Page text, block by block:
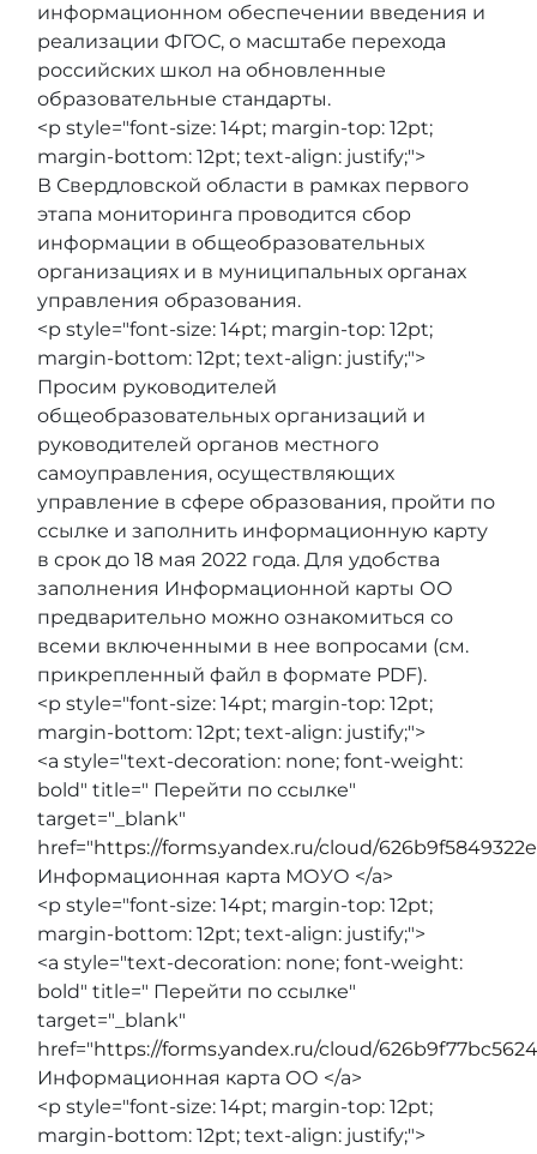
информационном обеспечении введения и
реализации ФГОС, о масштабе перехода
российских школ на обновленные
образовательные стандарты.
<p style="font-size: 14pt; margin-top: 12pt;
margin-bottom: 12pt; text-align: justify;">
В Свердловской области в рамках первого
этапа мониторинга проводится сбор
информации в общеобразовательных
организациях и в муниципальных органах
управления образования.
<p style="font-size: 14pt; margin-top: 12pt;
margin-bottom: 12pt; text-align: justify;">
Просим руководителей
общеобразовательных организаций и
руководителей органов местного
самоуправления, осуществляющих
управление в сфере образования, пройти по
ссылке и заполнить информационную карту
в срок до 18 мая 2022 года. Для удобства
заполнения Информационной карты ОО
предварительно можно ознакомиться со
всеми включенными в нее вопросами (см.
прикрепленный файл в формате PDF).
<p style="font-size: 14pt; margin-top: 12pt;
margin-bottom: 12pt; text-align: justify;">
<a style="text-decoration: none; font-weight:
bold" title=" Перейти по ссылке"
target="_blank"
href="https://forms.yandex.ru/cloud/
Информационная карта МОУО </a>
<p style="font-size: 14pt; margin-top: 12pt;
margin-bottom: 12pt; text-align: justify;">
<a style="text-decoration: none; font-weight:
bold" title=" Перейти по ссылке"
target="_blank"
href="https://forms.yandex.ru/cloud/
Информационная карта ОО </a>
<p style="font-size: 14pt; margin-top: 12pt;
margin-bottom: 12pt; text-align: justify;">